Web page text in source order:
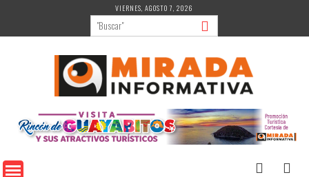
contenido
VIERNES, AGOSTO 7, 2026